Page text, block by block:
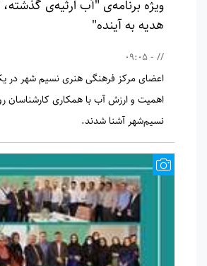
ویژه برنامه‌ی "آب ارثیه‌ی
هدیه به آینده"
// - 09:05
اعضای مرکز فرهنگی هنری نسیم شهر در یک
اهمیت و ارزش آب با همکاری کارشناسان
نسیم‌شهر آشنا شدند.